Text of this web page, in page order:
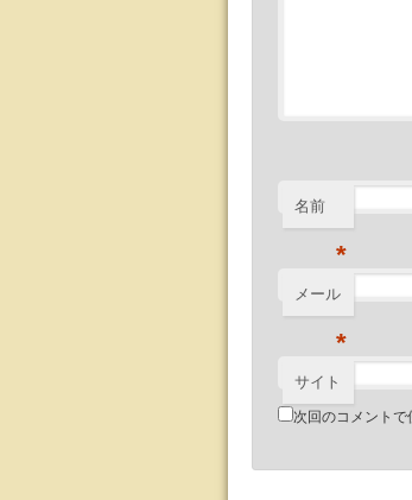
名前
*
メール
*
サイト
次回のコメントで